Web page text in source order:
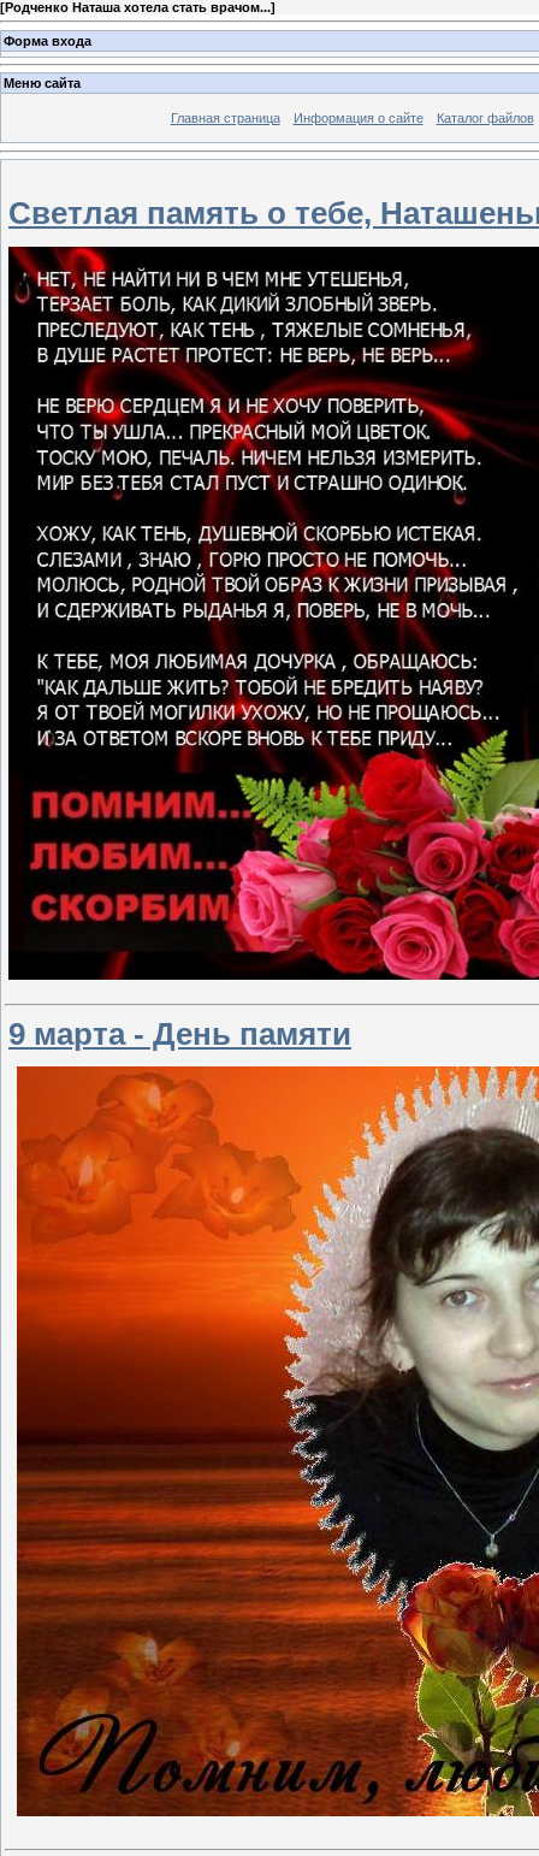
[Родченко Наташа хотела стать врачом...]
Форма входа
Меню сайта
Главная страница Информация о сайте Каталог файлов
Светлая память о тебе,
9 марта - День памяти